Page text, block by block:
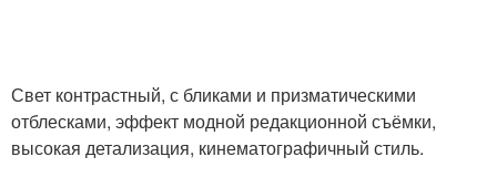
Свет контрастный, с бликами и призматическими
отблесками, эффект модной редакционной съёмки,
высокая детализация, кинематографичный стиль.